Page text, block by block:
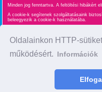
Oldalainkon HTTP-
működésért. Információk
Minden jog fenntartva. A feltöltési hibákért
A cookie-k segítenek szolgáltatásaink
beleegyezik a cookie-k használatába.
Oldaltérkép